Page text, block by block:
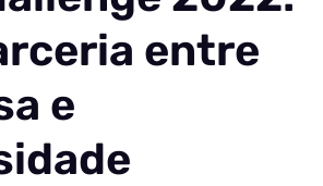
entre
e